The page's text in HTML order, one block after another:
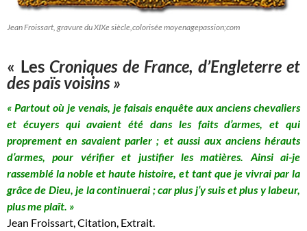
Jean Froissart, gravure du XIXe siècle,colorisée moyenagepassion;com
« Les Croniques de France, d’Engleterre et
des païs voisins »
« Partout où je venais, je faisais enquête aux anciens chevaliers
et écuyers qui avaient été dans les faits d’armes, et qui
proprement en savaient parler ; et aussi aux anciens hérauts
d’armes, pour vérifier et justifier les matières. Ainsi ai-je
rassemblé la noble et haute histoire, et tant que je vivrai par la
grâce de Dieu, je la continuerai ; car plus j’y suis et plus y labeur,
plus me plaît. »
Jean Froissart, Citation, Extrait.